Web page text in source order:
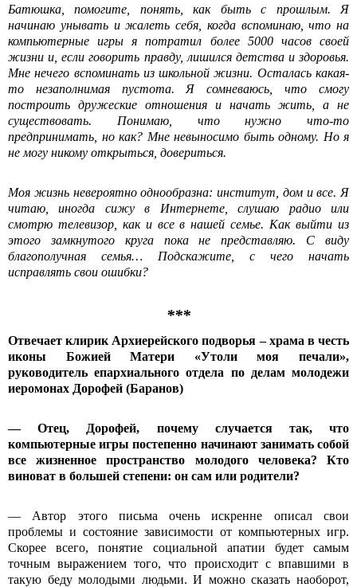
Батюшка, помогите, понять, как быть с прошлым. Я
начинаю унывать и жалеть себя, когда вспоминаю, что на
компьютерные игры я потратил более 5000 часов своей
жизни и, если говорить правду, лишился детства и здоровья.
Мне нечего вспоминать из школьной жизни. Осталась какая-
то незаполнимая пустота. Я сомневаюсь, что смогу
построить дружеские отношения и начать жить, а не
существовать. Понимаю, что нужно что-то
предпринимать, но как? Мне невыносимо быть одному. Но я
не могу никому открыться, довериться.
Моя жизнь невероятно однообразна: институт, дом и все. Я
читаю, иногда сижу в Интернете, слушаю радио или
смотрю телевизор, как и все в нашей семье. Как выйти из
этого замкнутого круга пока не представляю. С виду
благополучная семья… Подскажите, с чего начать
исправлять свои ошибки?
***
Отвечает клирик Архиерейского подворья – храма в честь
иконы Божией Матери «Утоли моя печали»,
руководитель епархиального отдела по делам молодежи
иеромонах Дорофей (Баранов)
— Отец, Дорофей, почему случается так, что
компьютерные игры постепенно начинают занимать собой
все жизненное пространство молодого человека? Кто
виноват в большей степени: он сам или родители?
— Автор этого письма очень искренне описал свои
проблемы и состояние зависимости от компьютерных игр.
Скорее всего, понятие социальной апатии будет самым
точным выражением того, что происходит с впавшими в
такую беду молодыми людьми. И можно сказать наоборот,